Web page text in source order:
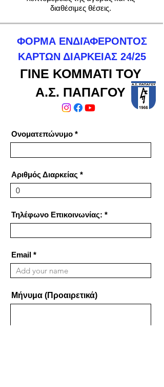
διαθέσιμες θέσεις.
ΦΟΡΜΑ ΕΝΔΙΑΦΕΡΟΝΤΟΣ
ΚΑΡΤΩΝ ΔΙΑΡΚΕΙΑΣ 24/25
ΓΙΝΕ ΚΟΜΜΑΤΙ ΤΟΥ
Α.Σ. ΠΑΠΑΓΟΥ
Ονοματεπώνυμο
Αριθμός Διαρκείας
Τηλέφωνο Επικοινωνίας:
Email
Μήνυμα (Προαιρετικά)